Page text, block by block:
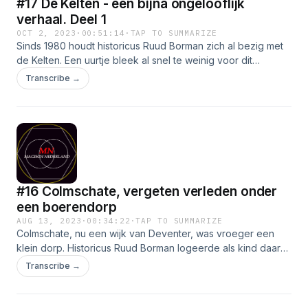
#17 De Kelten - een bijna ongelooflijk
verhaal. Deel 1
OCT 2, 2023 · 00:51:14 · TAP TO SUMMARIZE
Sinds 1980 houdt historicus Ruud Borman zich al bezig met
de Kelten. Een uurtje bleek al snel te weinig voor dit
onderwerp, daarom een tweeluik. In dit eerste deel staat
Ruud Borman uitgebreid stil bij de herkomst en verspreiding
vrouw binnen de Keltische stammen. Veel luisterplezier!
Transcribe →
#16 Colmschate, vergeten verleden onder
een boerendorp
AUG 13, 2023 · 00:34:22 ·TAP TO SUMMARIZE
Colmschate, nu een wijk van Deventer, was vroeger een
klein dorp. Historicus Ruud Borman logeerde als kind daar
graag in de boerderij van zijn opa en oma. Hier hoorde hij
voor het eerst over de Witte Wieven. Toen het dorpje
Transcribe →